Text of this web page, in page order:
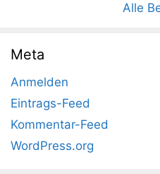
Alle
Meta
Anmelden
Eintrags-Feed
Kommentar-Feed
WordPress.org